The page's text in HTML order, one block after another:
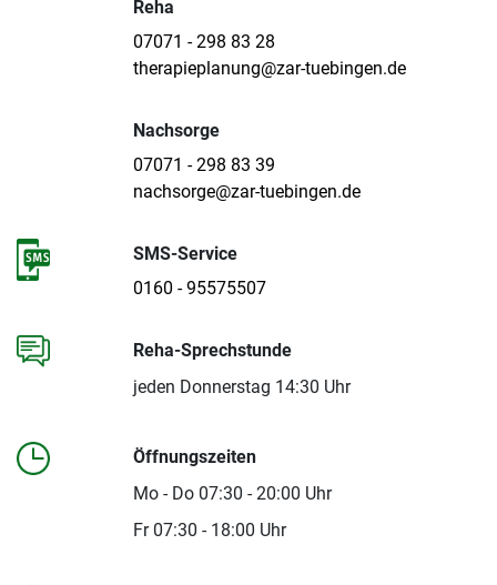
Öffnungszeiten
Mo - Do 07:30 - 20:00 Uhr
Fr 07:30 - 18:00 Uhr
Nachsorge
07071 - 298 83 39
nachsorge@zar-tuebingen.de
SMS-Service
0160 - 95575507
Reha-Sprechstunde
jeden Donnerstag 14:30 Uhr
Reha
07071 - 298 83 28
therapieplanung@zar-tuebingen.de